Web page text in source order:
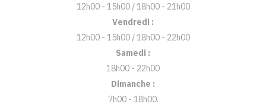
12h00 - 15h00 / 18h00 - 21h00
Vendredi :
12h00 - 15h00 / 18h00 - 22h00
Samedi :
18h00 - 22h00
Dimanche :
7h00 - 18h00.